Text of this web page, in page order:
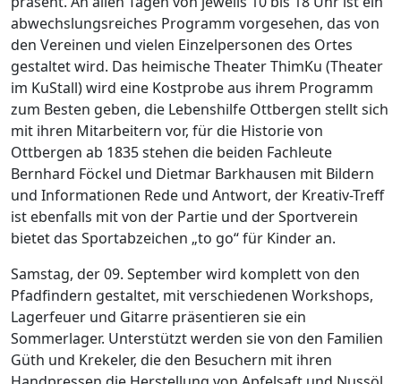
abwechslungsreiches Programm vorgesehen, das von
den Vereinen und vielen Einzelpersonen des Ortes
gestaltet wird. Das heimische Theater ThimKu (Theater
im KuStall) wird eine Kostprobe aus ihrem Programm
zum Besten geben, die Lebenshilfe Ottbergen stellt sich
mit ihren Mitarbeitern vor, für die Historie von
Ottbergen ab 1835 stehen die beiden Fachleute
Bernhard Föckel und Dietmar Barkhausen mit Bildern
und Informationen Rede und Antwort, der Kreativ-Treff
ist ebenfalls mit von der Partie und der Sportverein
bietet das Sportabzeichen „to go“ für Kinder an.
Samstag, der 09. September wird komplett von den
Pfadfindern gestaltet, mit verschiedenen Workshops,
Lagerfeuer und Gitarre präsentieren sie ein
Sommerlager. Unterstützt werden sie von den Familien
Güth und Krekeler, die den Besuchern mit ihren